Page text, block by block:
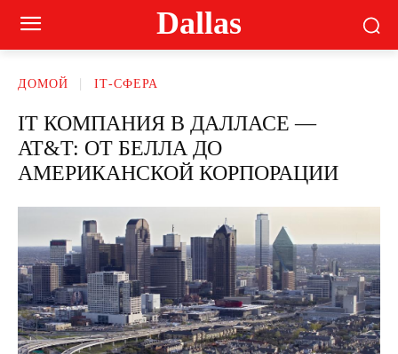
Dallas
ДОМОЙ ІТ-СФЕРА
IT КОМПАНИЯ В ДАЛЛАСЕ —
AT&T: ОТ БЕЛЛА ДО
АМЕРИКАНСКОЙ КОРПОРАЦИИ